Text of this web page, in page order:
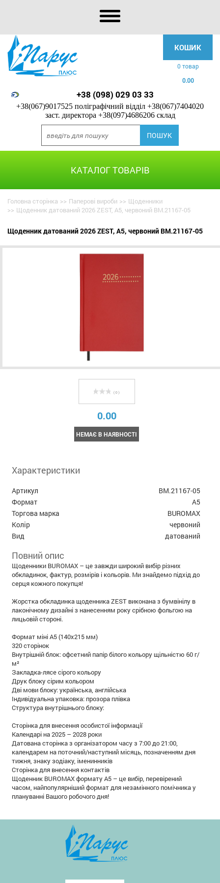
КОШИК
0 товар
0.00
+38 (098) 029 03 33
+38(067)9017525 поліграфічний відділ +38(067)7404020
заст. директора +38(097)4686206 склад
КАТАЛОГ ТОВАРІВ
Головна сторінка >> Паперові вироби >> Щоденники
>> Щоденник датований 2026 ZEST, A5, червоний BM.21167-05
Щоденник датований 2026 ZEST, A5, червоний BM.21167-05
( 0 )
0.00
НЕМАЄ В НАЯВНОСТІ
Характеристики
Артикул
BM.21167-05
Формат
А5
Торгова марка
BUROMAX
Колір
червоний
Вид
датований
Повний опис
Щоденники BUROMAX – це завжди широкий вибір різних
обкладинок, фактур, розмірів і кольорів. Ми знайдемо підхід до
серця кожного покупця!
Жорстка обкладинка щоденника ZEST виконана з бумвінілу в
лаконічному дизайні з нанесенням року срібною фольгою на
лицьовій стороні.
Формат міні А5 (140х215 мм)
320 сторінок
Внутрішній блок: офсетний папір білого кольору щільністю 60 г/
м²
Закладка-лясе сірого кольору
Друк блоку сірим кольором
Дві мови блоку: українська, англійська
Індивідуальна упаковка: прозора плівка
Структура внутрішнього блоку:
Сторінка для внесення особистої інформації
Календарі на 2025 – 2028 роки
Датована сторінка з організатором часу з 7:00 до 21:00,
календарем на поточний/наступний місяць, позначенням дня
тижня, знаку зодіаку, іменинників
Сторінка для внесення контактів
Щоденник BUROMAX формату А5 – це вибір, перевірений
часом, найпопулярніший формат для незамінного помічника у
плануванні Вашого робочого дня!